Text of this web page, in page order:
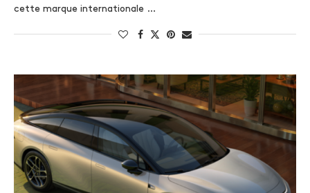
cette marque internationale …